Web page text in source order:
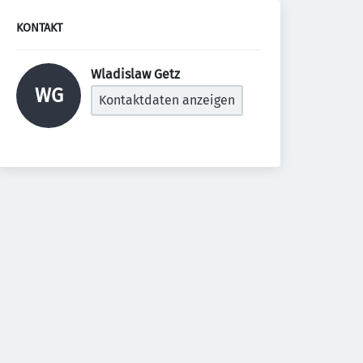
KONTAKT
WG
Wladislaw Getz
Kontaktdaten anzeigen